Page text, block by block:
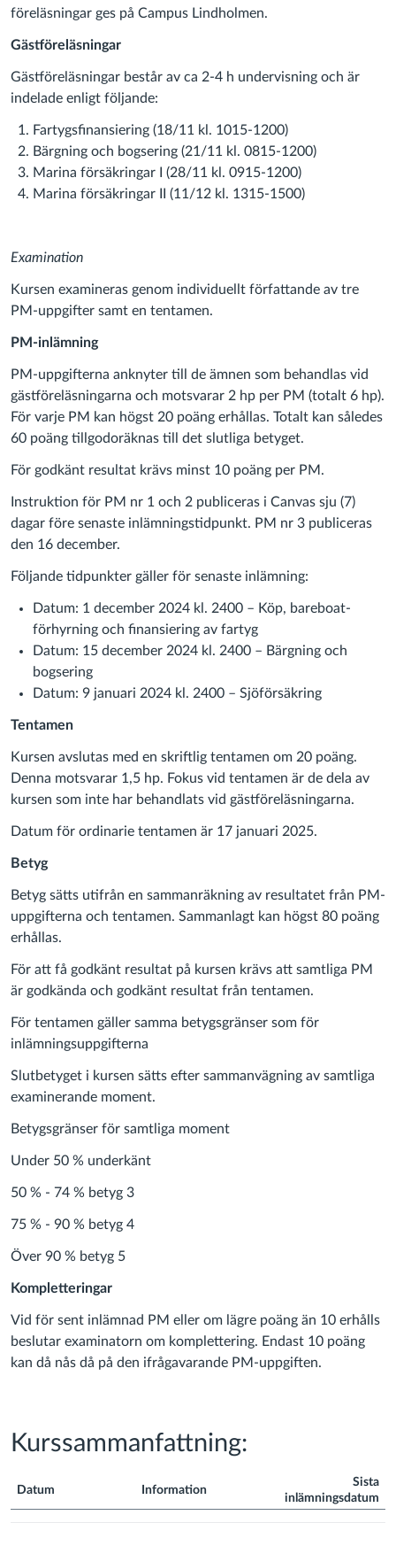
föreläsningar ges på Campus Lindholmen.
Gästföreläsningar
Gästföreläsningar består av ca 2-4 h undervisning och är
indelade enligt följande:
Fartygsfinansiering (18/11 kl. 1015-1200)
Bärgning och bogsering (21/11 kl. 0815-1200)
Marina försäkringar I (28/11 kl. 0915-1200)
Marina försäkringar II (11/12 kl. 1315-1500)
Examination
Kursen examineras genom individuellt författande av tre
PM-uppgifter samt en tentamen.
PM-inlämning
PM-uppgifterna anknyter till de ämnen som behandlas vid
gästföreläsningarna och motsvarar 2 hp per PM (totalt 6 hp).
För varje PM kan högst 20 poäng erhållas. Totalt kan således
60 poäng tillgodoräknas till det slutliga betyget.
För godkänt resultat krävs minst 10 poäng per PM.
Instruktion för PM nr 1 och 2 publiceras i Canvas sju (7)
dagar före senaste inlämningstidpunkt. PM nr 3 publiceras
den 16 december.
Följande tidpunkter gäller för senaste inlämning:
Datum: 1 december 2024 kl. 2400 – Köp, bareboat-
förhyrning och finansiering av fartyg
Datum: 15 december 2024 kl. 2400 – Bärgning och
bogsering
Datum: 9 januari 2024 kl. 2400 – Sjöförsäkring
Tentamen
Kursen avslutas med en skriftlig tentamen om 20 poäng.
Denna motsvarar 1,5 hp. Fokus vid tentamen är de dela av
kursen som inte har behandlats vid gästföreläsningarna.
Datum för ordinarie tentamen är 17 januari 2025.
Betyg
Betyg sätts utifrån en sammanräkning av resultatet från PM-
uppgifterna och tentamen. Sammanlagt kan högst 80 poäng
erhållas.
För att få godkänt resultat på kursen krävs att samtliga PM
är godkända och godkänt resultat från tentamen.
För tentamen gäller samma betygsgränser som för
inlämningsuppgifterna
Slutbetyget i kursen sätts efter sammanvägning av samtliga
examinerande moment.
Betygsgränser för samtliga moment
Under 50 % underkänt
50 % - 74 % betyg 3
75 % - 90 % betyg 4
Över 90 % betyg 5
Kompletteringar
Vid för sent inlämnad PM eller om lägre poäng än 10 erhålls
beslutar examinatorn om komplettering. Endast 10 poäng
kan då nås då på den ifrågavarande PM-uppgiften.
Kurssammanfattning:
Datum Information
Sista
inlämningsdatum